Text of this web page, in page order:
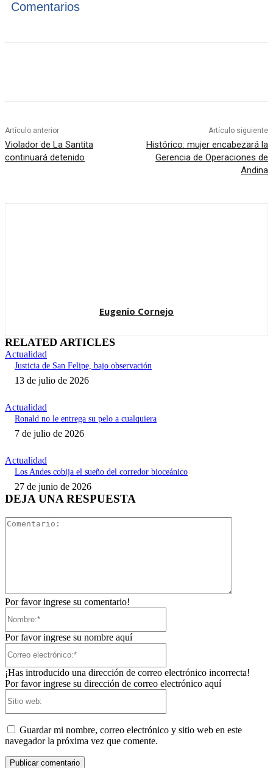
Comentarios
Artículo anterior
Violador de La Santita
continuará detenido
Artículo siguiente
Histórico: mujer encabezará la
Gerencia de Operaciones de
Andina
Eugenio Cornejo
RELATED ARTICLES
Actualidad
Justicia de San Felipe, bajo observación
13 de julio de 2026
Actualidad
Ronald no le entrega su pelo a cualquiera
7 de julio de 2026
Actualidad
Los Andes cobija el sueño del corredor bioceánico
27 de junio de 2026
DEJA UNA RESPUESTA
Por favor ingrese su comentario!
Por favor ingrese su nombre aquí
¡Has introducido una dirección de correo electrónico incorrecta!
Por favor ingrese su dirección de correo electrónico aquí
Guardar mi nombre, correo electrónico y sitio web en este
navegador la próxima vez que comente.